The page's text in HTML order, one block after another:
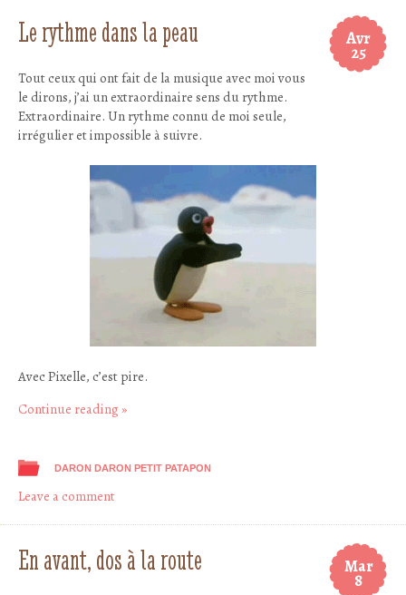
Avr
25
Le rythme dans la peau
Tout ceux qui ont fait de la musique avec moi vous
le dirons, j’ai un extraordinaire sens du rythme.
Extraordinaire. Un rythme connu de moi seule,
irrégulier et impossible à suivre.
Avec Pixelle, c’est pire.
Continue reading»
DARON DARON PETIT PATAPON
Leave a comment
Mar
8
En avant, dos à la route